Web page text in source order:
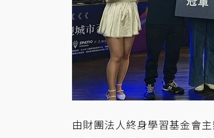
由財團法人終身學習基金會